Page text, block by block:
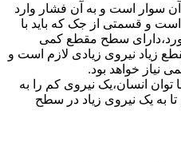
سوار است و به آن فشار وارد
و قسمتی از جک که باید با
سطح مقطع کمی
زیاد نیروی زیادی لازم است و
نیاز خواهد بود.
انسان،یک نیروی کم را به
به یک نیروی زیاد در سطح